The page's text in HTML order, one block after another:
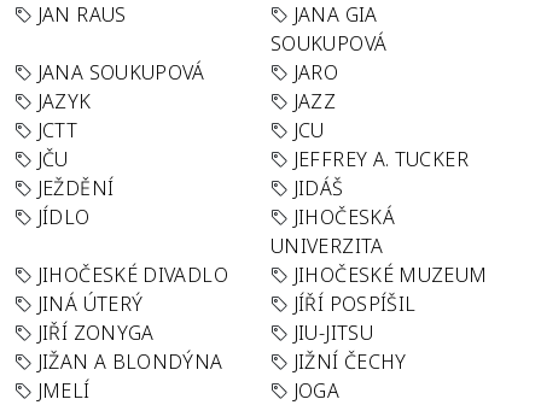
JAN RAUS
JANA GIA
SOUKUPOVÁ
JANA SOUKUPOVÁ
JARO
JAZYK
JAZZ
JCTT
JCU
JČU
JEFFREY A. TUCKER
JEŽDĚNÍ
JIDÁŠ
JÍDLO
JIHOČESKÁ
UNIVERZITA
JIHOČESKÉ DIVADLO
JIHOČESKÉ MUZEUM
JINÁ ÚTERÝ
JÍŘÍ POSPÍŠIL
JIŘÍ ZONYGA
JIU-JITSU
JIŽAN A BLONDÝNA
JIŽNÍ ČECHY
JMELÍ
JOGA